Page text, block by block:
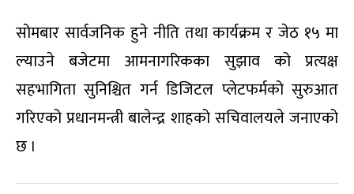
सोमबार सार्वजनिक हुने नीति तथा कार्यक्रम र जेठ १५ मा
ल्याउने बजेटमा आमनागरिकका सुझाव को प्रत्यक्ष
सहभागिता सुनिश्चित गर्न डिजिटल प्लेटफर्मको सुरुआत
गरिएको प्रधानमन्त्री बालेन्द्र शाहको सचिवालयले जनाएको
छ ।